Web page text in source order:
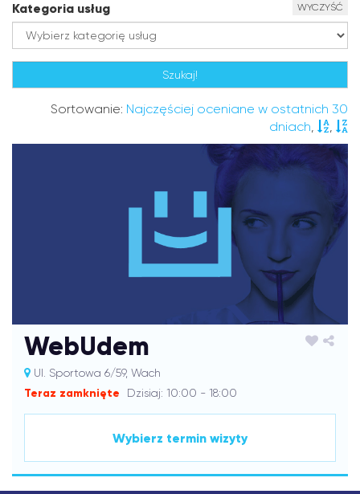
Kategoria usług WYCZYŚĆ
Sortowanie: Najczęściej oceniane w ostatnich 30
dniach, ,
WebUdem
Ul. Sportowa 6/59, Wach
Teraz zamknięte Dzisiaj: 10:00 - 18:00
Wybierz termin wizyty